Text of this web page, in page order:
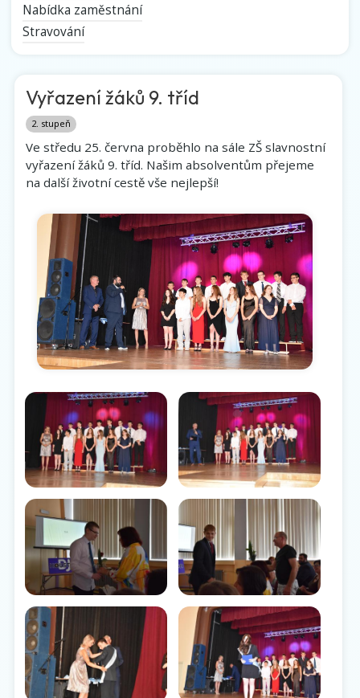
Nabídka zaměstnání
Stravování
Vyřazení žáků 9. tříd
2. stupeň
Ve středu 25. června proběhlo na sále ZŠ slavnostní
vyřazení žáků 9. tříd. Našim absolventům přejeme
na další životní cestě vše nejlepší!